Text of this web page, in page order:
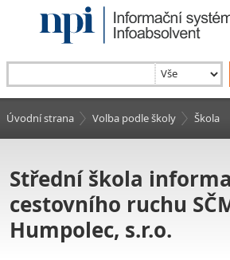
Úvodní strana Volba podle školy Škola
Střední škola
cestovního ruchu
Humpolec, s.r.o.